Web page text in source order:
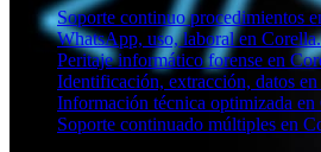
Soporte continuo procedimientos
WhatsApp, uso, laboral en Corella.
Peritaje informático forense en
Identificación, extracción, datos
Información técnica optimizada en
Soporte continuado múltiples en